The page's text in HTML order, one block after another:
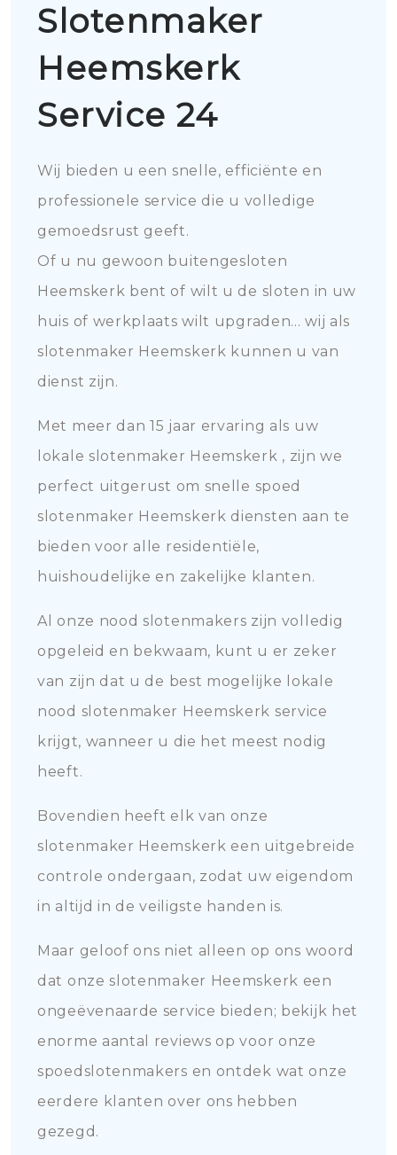
Slotenmaker
Heemskerk
Service 24
Wij bieden u een snelle, efficiënte en
professionele service die u volledige
gemoedsrust geeft.
Of u nu gewoon buitengesloten
Heemskerk bent of wilt u de sloten in uw
huis of werkplaats wilt upgraden... wij als
slotenmaker Heemskerk kunnen u van
dienst zijn.
Met meer dan 15 jaar ervaring als uw
lokale slotenmaker Heemskerk , zijn we
perfect uitgerust om snelle spoed
slotenmaker Heemskerk diensten aan te
bieden voor alle residentiële,
huishoudelijke en zakelijke klanten.
Al onze nood slotenmakers zijn volledig
opgeleid en bekwaam, kunt u er zeker
van zijn dat u de best mogelijke lokale
nood slotenmaker Heemskerk service
krijgt, wanneer u die het meest nodig
heeft.
Bovendien heeft elk van onze
slotenmaker Heemskerk een uitgebreide
controle ondergaan, zodat uw eigendom
in altijd in de veiligste handen is.
Maar geloof ons niet alleen op ons woord
dat onze slotenmaker Heemskerk een
ongeëvenaarde service bieden; bekijk het
enorme aantal reviews op voor onze
spoedslotenmakers en ontdek wat onze
eerdere klanten over ons hebben
gezegd.